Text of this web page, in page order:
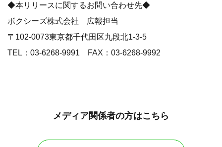
◆本リリースに関するお問い合わせ先◆
ボクシーズ株式会社 広報担当
〒102-0073東京都千代田区九段北1-3-5
TEL：03-6268-9991 FAX：03-6268-9992
メディア関係者の方はこちら